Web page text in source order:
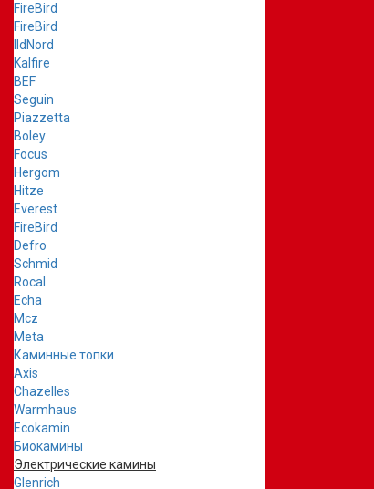
FireBird
FireBird
IldNord
Kalfire
BEF
Seguin
Piazzetta
Boley
Focus
Hergom
Hitze
Everest
FireBird
Defro
Schmid
Rocal
Echa
Mcz
Meta
Каминные топки
Axis
Chazelles
Warmhaus
Ecokamin
Биокамины
Электрические камины
Glenrich